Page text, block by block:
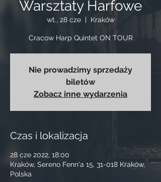
Warsztaty Harfowe
wt., 28 cze
  |
Kraków
Cracow Harp Quintet ON TOUR
Nie prowadzimy sprzedaży
biletów
Zobacz inne wydarzenia
Czas i lokalizacja
28 cze 2022, 18:00
Kraków, Sereno Fenn'a 15, 31-018 Kraków,
Polska